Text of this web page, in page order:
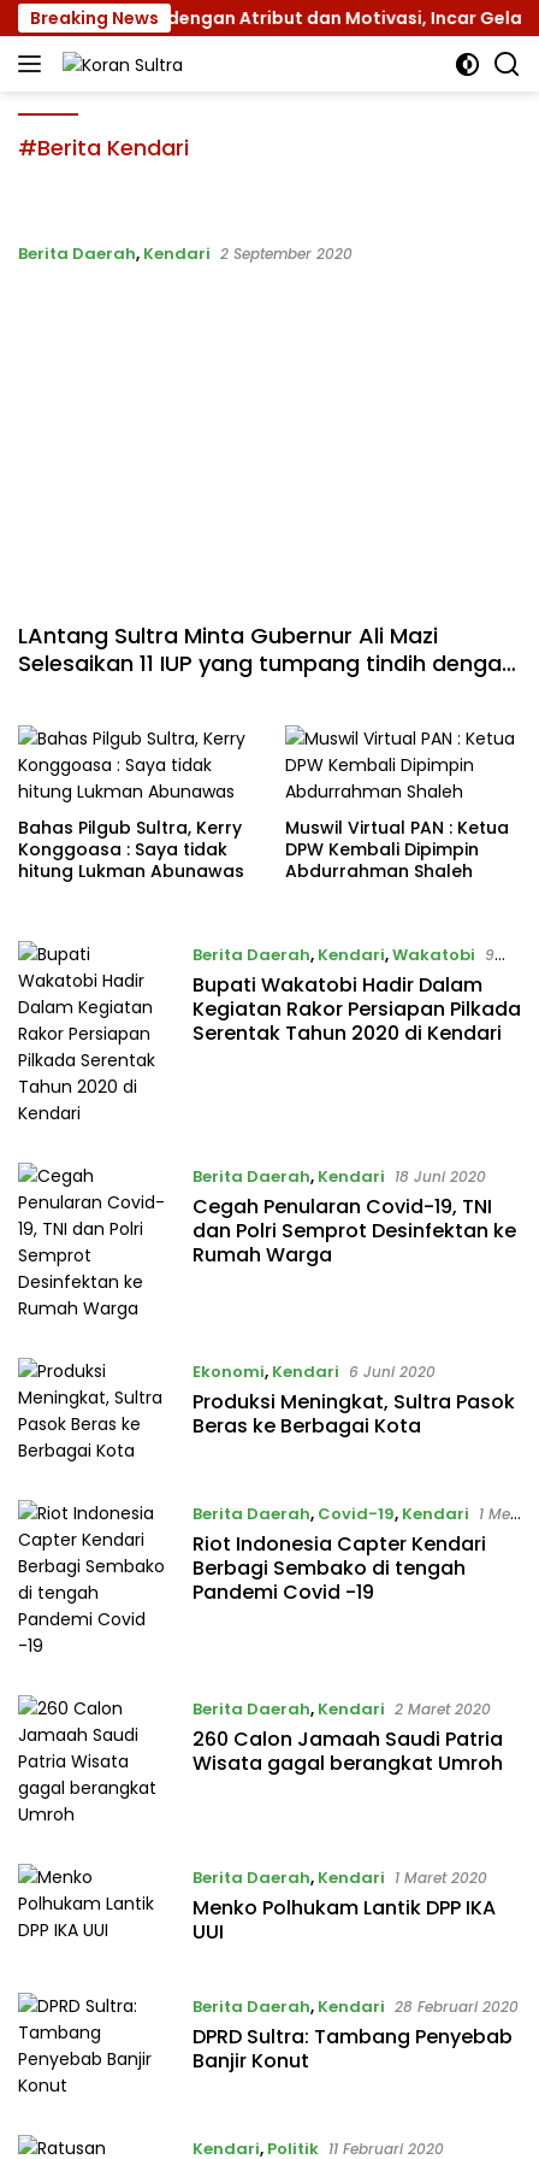
Langsung
ke
konten
Breaking News
Jamnas XII dengan Atribut dan Motivasi, Incar Gelar
#Berita Kendari
Berita Daerah, Kendari 2 September 2020
LAntang Sultra Minta Gubernur Ali Mazi
Selesaikan 11 IUP yang tumpang tindih dengan
Bahas Pilgub Sultra, Kerry
Konggoasa : Saya tidak
hitung Lukman Abunawas
Muswil Virtual PAN : Ketua
DPW Kembali Dipimpin
Abdurrahman Shaleh
Berita Daerah, Kendari,Wakatobi 9
Juli 2020
Bupati Wakatobi Hadir Dalam
Kegiatan Rakor Persiapan Pilkada
Serentak Tahun 2020 di Kendari
Berita Daerah, Kendari 18 Juni 2020
Cegah Penularan Covid-19, TNI
dan Polri Semprot Desinfektan ke
Rumah Warga
Ekonomi, Kendari 6 Juni 2020
Produksi Meningkat, Sultra Pasok
Beras ke Berbagai Kota
Berita Daerah, Covid-19, Kendari 1 Mei
2020
Riot Indonesia Capter Kendari
Berbagi Sembako di tengah
Pandemi Covid -19
Berita Daerah, Kendari 2 Maret 2020
260 Calon Jamaah Saudi Patria
Wisata gagal berangkat Umroh
Berita Daerah, Kendari 1 Maret 2020
Menko Polhukam Lantik DPP IKA
UUI
Berita Daerah, Kendari 28 Februari 2020
DPRD Sultra: Tambang Penyebab
Banjir Konut
Kendari, Politik 11 Februari 2020